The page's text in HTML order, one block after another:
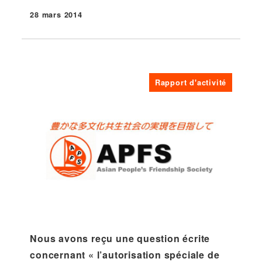
Publié
28 mars 2014
Rapport d'activité
Nous avons reçu une question écrite
concernant « l’autorisation spéciale de